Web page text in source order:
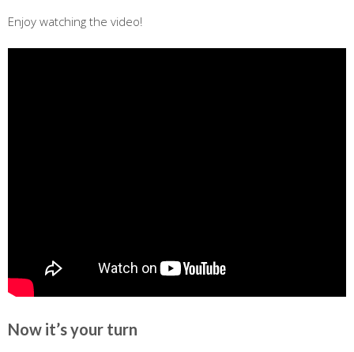
Enjoy watching the video!
Now it’s your turn